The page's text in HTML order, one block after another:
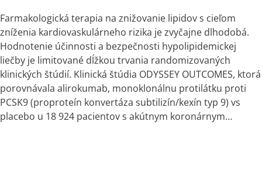
Farmakologická terapia na znižovanie lipidov s cieľom
zníženia kardiovaskulárneho rizika je zvyčajne dlhodobá.
Hodnotenie účinnosti a bezpečnosti hypolipidemickej
liečby je limitované dĺžkou trvania randomizovaných
klinických štúdií. Klinická štúdia ODYSSEY OUTCOMES, ktorá
porovnávala alirokumab, monoklonálnu protilátku proti
PCSK9 (proproteín konvertáza subtilizín/kexín typ 9) vs
placebo u 18 924 pacientov s akútnym koronárnym…